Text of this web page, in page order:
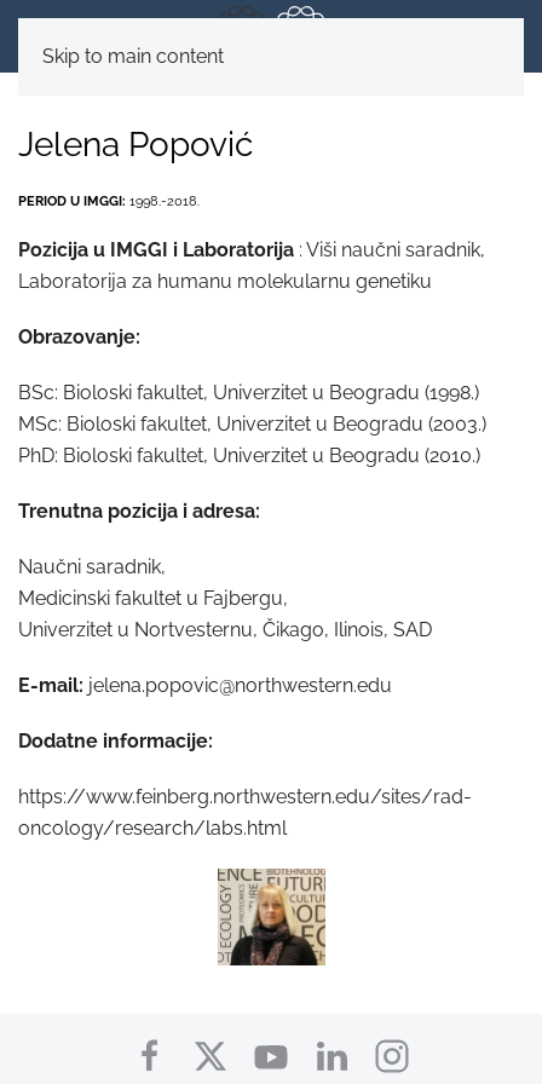
Skip to main content
Jelena Popović
PERIOD U IMGGI: 1998.-2018.
Pozicija u IMGGI i Laboratorija : Viši naučni saradnik,
Laboratorija za humanu molekularnu genetiku
Obrazovanje:
BSc: Bioloski fakultet, Univerzitet u Beogradu (1998.)
MSc: Bioloski fakultet, Univerzitet u Beogradu (2003.)
PhD: Bioloski fakultet, Univerzitet u Beogradu (2010.)
Trenutna pozicija i adresa:
Naučni saradnik,
Medicinski fakultet u Fajbergu,
Univerzitet u Nortvesternu, Čikago, Ilinois, SAD
E-mail: jelena.popovic@northwestern.edu
Dodatne informacije:
https://www.feinberg.northwestern.edu/sites/rad-
oncology/research/labs.html